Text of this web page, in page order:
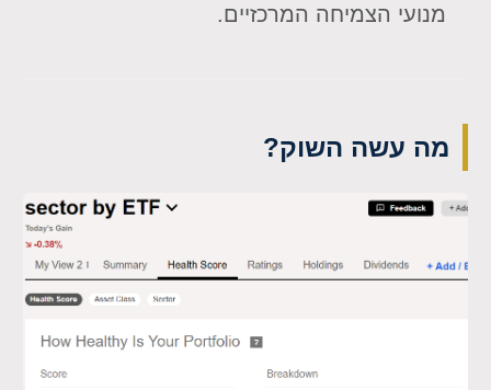
מנועי הצמיחה המרכזיים.
מה עשה השוק?